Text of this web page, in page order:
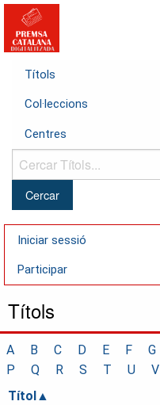
Títols
Col·leccions
Centres
Cercar
Títols...
Iniciar sessió
Participar
Títols
A B C D E F G
P
Q R S T U V
Títol